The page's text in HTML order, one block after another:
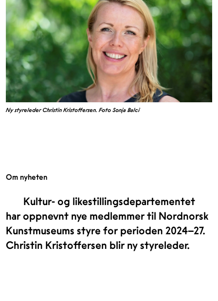
Ny styreleder Christin Kristoffersen. Foto Sonja Balci
Om nyheten
Kultur- og likestillingsdepartementet
har oppnevnt nye medlemmer til Nordnorsk
Kunstmuseums styre for perioden 2024–27.
Christin Kristoffersen blir ny styreleder.